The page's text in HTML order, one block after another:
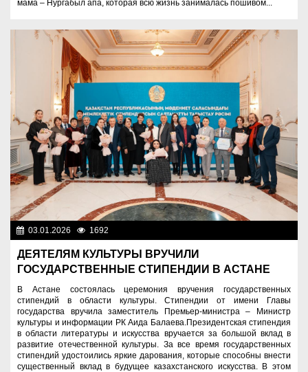
мама – Нургабыл апа, которая всю жизнь занималась пошивом...
03.01.2026 1692
ДЕЯТЕЛЯМ КУЛЬТУРЫ ВРУЧИЛИ
ГОСУДАРСТВЕННЫЕ СТИПЕНДИИ В АСТАНЕ
В Астане состоялась церемония вручения государственных
стипендий в области культуры. Стипендии от имени Главы
государства вручила заместитель Премьер-министра – Министр
культуры и информации РК Аида Балаева.Президентская стипендия
в области литературы и искусства вручается за большой вклад в
развитие отечественной культуры. За все время государственных
стипендий удостоились яркие дарования, которые способны внести
существенный вклад в будущее казахстанского искусства. В этом